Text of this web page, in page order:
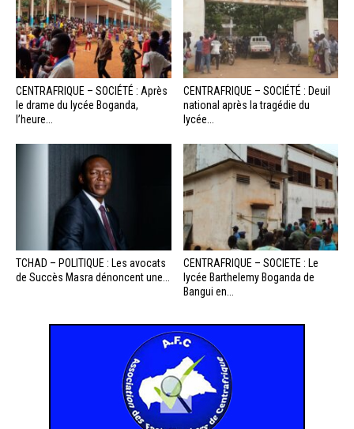
CENTRAFRIQUE – SOCIÉTÉ : Après
le drame du lycée Boganda,
l’heure...
CENTRAFRIQUE – SOCIÉTÉ : Deuil
national après la tragédie du
lycée...
TCHAD – POLITIQUE : Les avocats
de Succès Masra dénoncent une...
CENTRAFRIQUE – SOCIETE : Le
lycée Barthelemy Boganda de
Bangui en...